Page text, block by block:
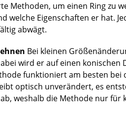
Methoden, um einen Ring zu
welche Eigenschaften er hat.
abwägt.
Bei kleinen
wird er auf einen
funktioniert am besten
optisch unverändert, es
weshalb die Methode nur für